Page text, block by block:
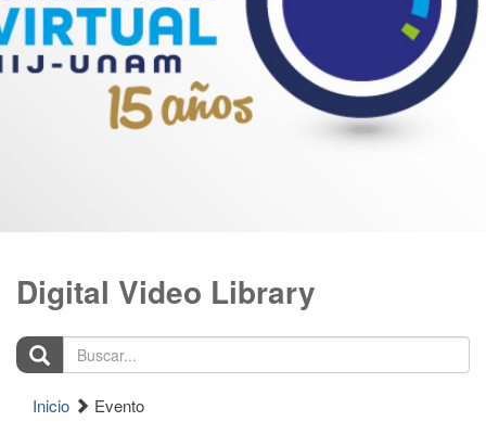
Digital Video Library
Buscar...
Inicio Evento